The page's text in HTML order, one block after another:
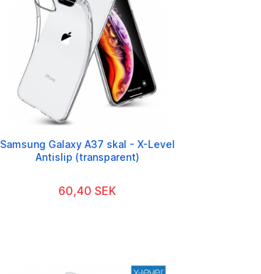
Samsung Galaxy A37 skal - X-Level
Antislip (transparent)
60,40 SEK